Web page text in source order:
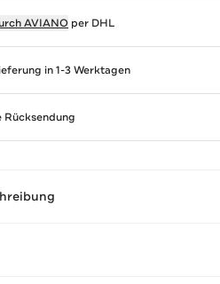
AVIANO per DHL
in 1-3 Werktagen
Rücksendung